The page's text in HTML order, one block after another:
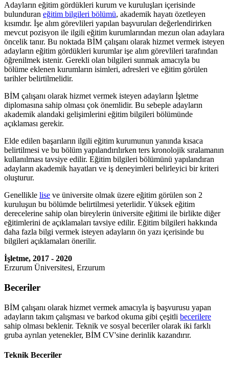
Adayların eğitim gördükleri kurum ve kuruluşları içerisinde
bulunduran eğitim bilgileri bölümü, akademik hayatı özetleyen
kısımdır. İşe alım görevlileri yapılan başvuruları değerlendirirken
mevcut pozisyon ile ilgili eğitim kurumlarından mezun olan adaylara
öncelik tanır. Bu noktada BİM çalışanı olarak hizmet vermek isteyen
adayların eğitim gördükleri kurumlar işe alım görevlileri tarafından
öğrenilmek istenir. Gerekli olan bilgileri sunmak amacıyla bu
bölüme eklenen kurumların isimleri, adresleri ve eğitim görülen
tarihler belirtilmelidir.
BİM çalışanı olarak hizmet vermek isteyen adayların İşletme
diplomasına sahip olması çok önemlidir. Bu sebeple adayların
akademik alandaki gelişimlerini eğitim bilgileri bölümünde
açıklaması gerekir.
Elde edilen başarıların ilgili eğitim kurumunun yanında kısaca
belirtilmesi ve bu bölüm yapılandırılırken ters kronolojik sıralamanın
kullanılması tavsiye edilir. Eğitim bilgileri bölümünü yapılandıran
adayların akademik hayatları ve iş deneyimleri belirleyici bir kriteri
oluşturur.
Genellikle lise ve üniversite olmak üzere eğitim görülen son 2
kuruluşun bu bölümde belirtilmesi yeterlidir. Yüksek eğitim
derecelerine sahip olan bireylerin üniversite eğitimi ile birlikte diğer
eğitimlerini de açıklamaları tavsiye edilir. Eğitim bilgileri hakkında
daha fazla bilgi vermek isteyen adayların ön yazı içerisinde bu
bilgileri açıklamaları önerilir.
İşletme, 2017 - 2020
Erzurum Üniversitesi, Erzurum
Beceriler
BİM çalışanı olarak hizmet vermek amacıyla iş başvurusu yapan
adayların takım çalışması ve barkod okuma gibi çeşitli becerilere
sahip olması beklenir. Teknik ve sosyal beceriler olarak iki farklı
gruba ayrılan yetenekler, BİM CV'sine derinlik kazandırır.
Teknik Beceriler